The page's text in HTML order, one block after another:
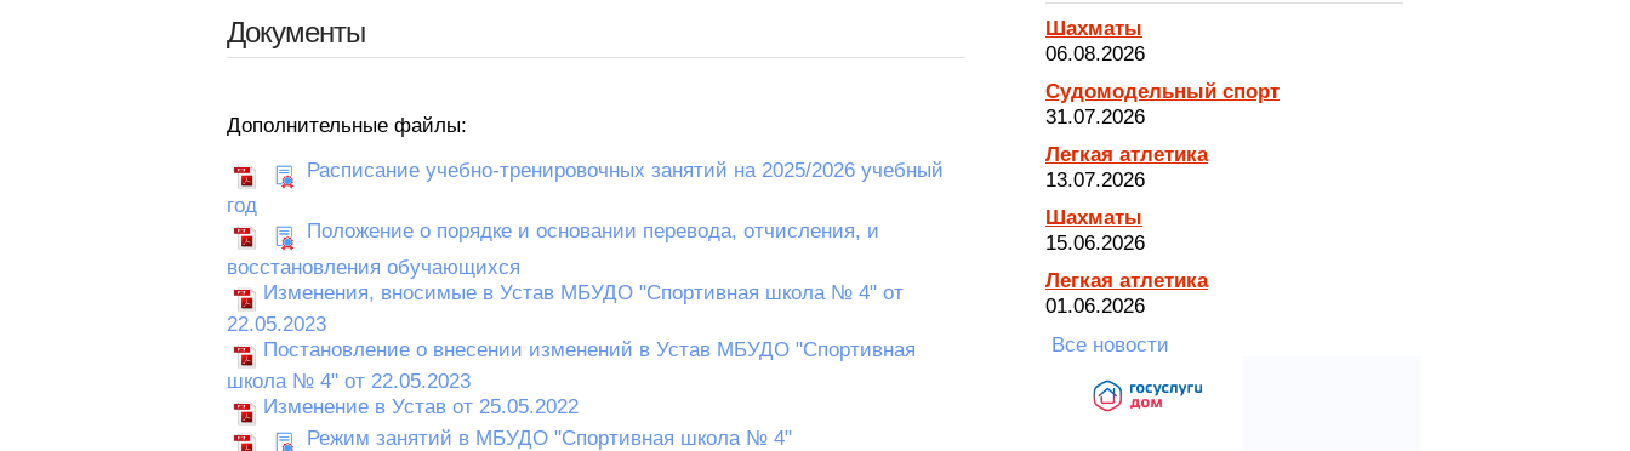
Документы
Дополнительные файлы:
Расписание учебно-тренировочных занятий на 2025/2026 учебный
год
Положение о порядке и основании перевода, отчисления, и
восстановления обучающихся
Изменения, вносимые в Устав МБУДО "Спортивная школа № 4" от
22.05.2023
Постановление о внесении изменений в Устав МБУДО "Спортивная
школа № 4" от 22.05.2023
Изменение в Устав от 25.05.2022
Режим занятий в МБУДО "Спортивная школа № 4"
Шахматы
06.08.2026
Судомодельный спорт
31.07.2026
Легкая атлетика
13.07.2026
Шахматы
15.06.2026
Легкая атлетика
01.06.2026
Все новости